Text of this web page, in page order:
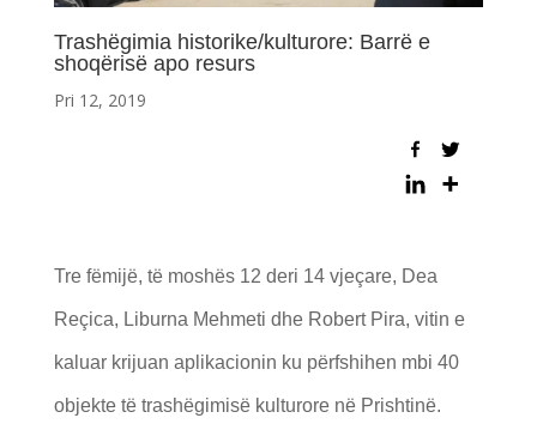
Trashëgimia historike/kulturore: Barrë e
shoqërisë apo resurs
Pri 12, 2019
Tre fëmijë, të moshës 12 deri 14 vjeçare, Dea
Reçica, Liburna Mehmeti dhe Robert Pira, vitin e
kaluar krijuan aplikacionin ku përfshihen mbi 40
objekte të trashëgimisë kulturore në Prishtinë.